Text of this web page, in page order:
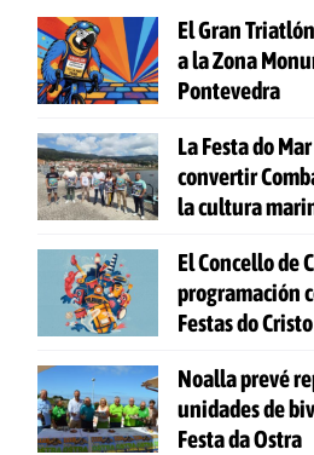
El Gran
a la Zona
Pontevedra
La Festa do
convertir
la cultura
El Concello de
programación
Festas do
Noalla prevé
unidades de
Festa da Ostra